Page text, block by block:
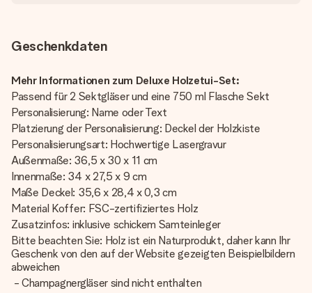
Geschenkdaten
Mehr Informationen zum Deluxe Holzetui-Set:
Passend für 2 Sektgläser und eine 750 ml Flasche Sekt
Personalisierung: Name oder Text
Platzierung der Personalisierung: Deckel der Holzkiste
Personalisierungsart: Hochwertige Lasergravur
Außenmaße: 36,5 x 30 x 11 cm
Innenmaße: 34 x 27,5 x 9 cm
Maße Deckel: 35,6 x 28,4 x 0,3 cm
Material Koffer: FSC-zertifiziertes Holz
Zusatzinfos: inklusive schickem Samteinleger
Bitte beachten Sie: Holz ist ein Naturprodukt, daher kann Ihr
Geschenk von den auf der Website gezeigten Beispielbildern
abweichen
- Champagnergläser sind nicht enthalten